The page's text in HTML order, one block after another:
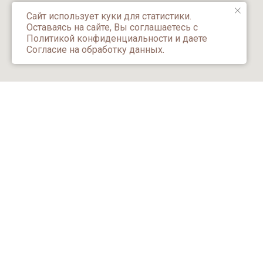
Сайт использует куки для статистики.
Оставаясь на сайте, Вы соглашаетесь с
Политикой конфиденциальности и даете
Согласие на обработку данных.